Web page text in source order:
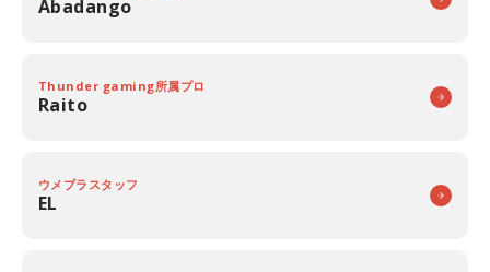
Abadango
Thunder gaming所属プロ
Raito
ウメブラスタッフ
EL